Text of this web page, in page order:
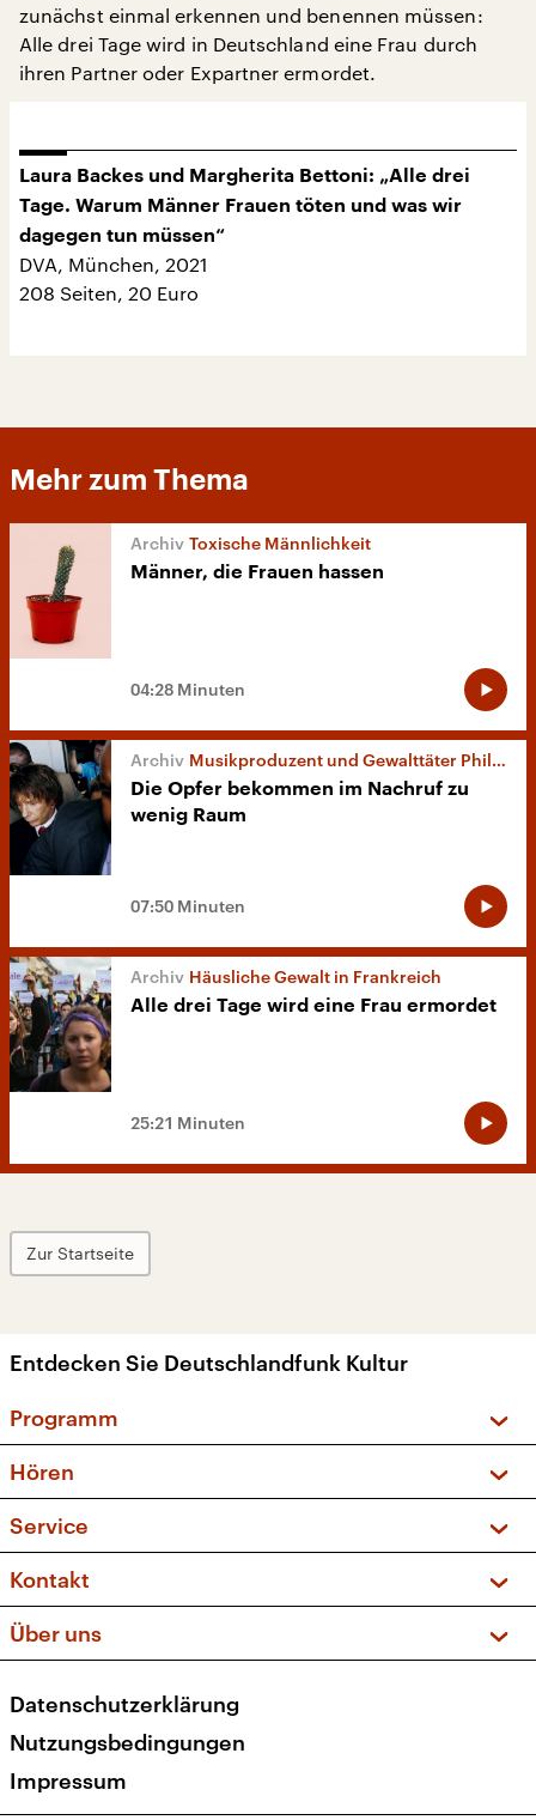
zunächst einmal erkennen und benennen müssen:
Alle drei Tage wird in Deutschland eine Frau durch
ihren Partner oder Expartner ermordet.
Laura Backes und Margherita Bettoni: „Alle drei
Tage. Warum Männer Frauen töten und was wir
dagegen tun müssen“
DVA, München, 2021
208 Seiten, 20 Euro
Mehr zum Thema
Toxische Männlichkeit
Männer, die Frauen hassen
04:28 Minuten
Musikproduzent und Gewalttäter Phil Spector
Die Opfer bekommen im Nachruf zu
wenig Raum
07:50 Minuten
Häusliche Gewalt in Frankreich
Alle drei Tage wird eine Frau ermordet
25:21 Minuten
Zur Startseite
Entdecken Sie Deutschlandfunk Kultur
Programm
Sendungen und Podcasts
Musikliste
Kakadu – Das Kinderprogramm
Hören
Frequenzen (UKW + DAB+)
Service
FAQ
Apps
Newsletter
Veranstaltungen
Kontakt
Social Media
Über uns
Presse
Karriere
Transparenz
Datenschutzerklärung
Nutzungsbedingungen
Impressum